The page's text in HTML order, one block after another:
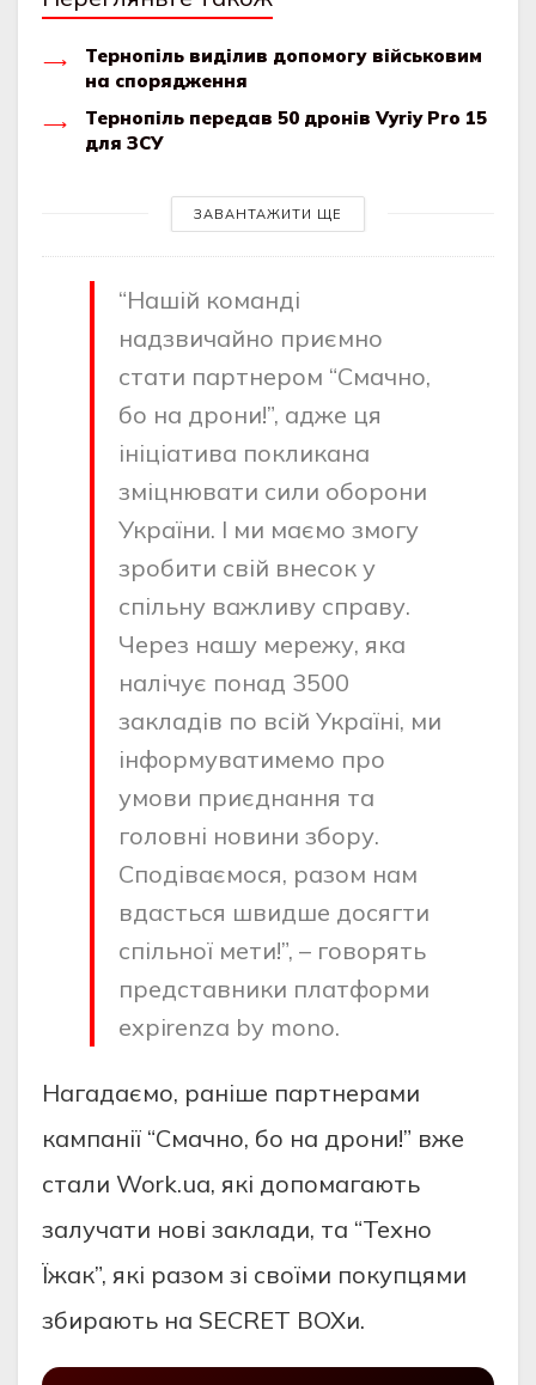
Тернопіль виділив допомогу військовим
на спорядження
Тернопіль передав 50 дронів Vyriy Pro 15
для ЗСУ
ЗАВАНТАЖИТИ ЩЕ
“Нашій команді
надзвичайно приємно
стати партнером “Смачно,
бо на дрони!”, адже ця
ініціатива покликана
зміцнювати сили оборони
України. І ми маємо змогу
зробити свій внесок у
спільну важливу справу.
Через нашу мережу, яка
налічує понад 3500
закладів по всій Україні, ми
інформуватимемо про
умови приєднання та
головні новини збору.
Сподіваємося, разом нам
вдасться швидше досягти
спільної мети!”, – говорять
представники платформи
expirenza by mono.
Нагадаємо, раніше партнерами
кампанії “Смачно, бо на дрони!” вже
стали Work.ua, які допомагають
залучати нові заклади, та “Техно
Їжак”, які разом зі своїми покупцями
збирають на SECRET BOXи.